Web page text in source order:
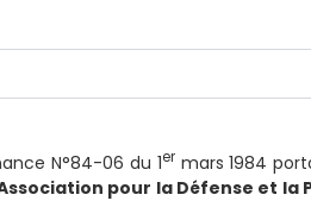
N°84-06 du 1ermars 1984
pour la Défense et la